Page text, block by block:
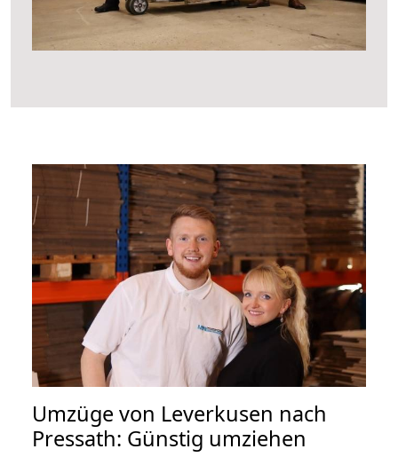
Umzüge von Leverkusen nach
Pressath: Günstig umziehen